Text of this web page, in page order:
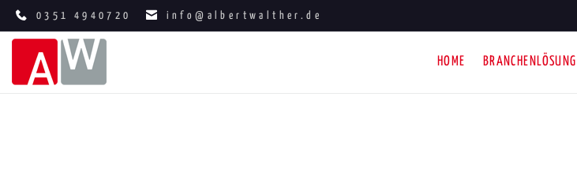
0351 4940720 info@albertwalther.de
HOME